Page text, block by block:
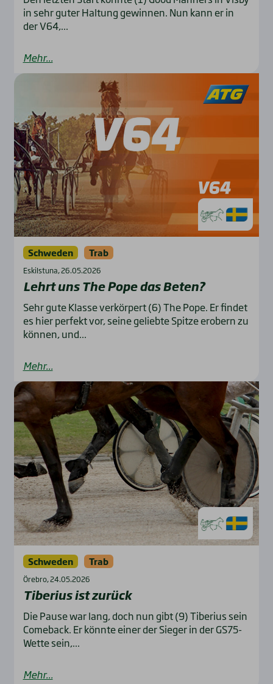
in sehr guter Haltung gewinnen. Nun kann er in
der V64,...
Mehr...
Schweden Trab
Eskilstuna, 26.05.2026
Lehrt uns The Pope das Beten?
Sehr gute Klasse verkörpert (6) The Pope. Er findet
es hier perfekt vor, seine geliebte Spitze erobern zu
können, und...
Mehr...
Schweden Trab
Örebro, 24.05.2026
Tibe­ri­us ist zurück
Die Pause war lang, doch nun gibt (9) Tiberius sein
Comeback. Er könnte einer der Sieger in der GS75-
Wette sein,...
Mehr...